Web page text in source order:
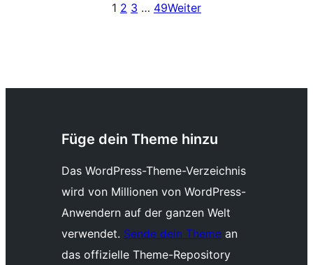
1 2 3 … 49Weiter
Füge dein Theme hinzu
Das WordPress-Theme-Verzeichnis
wird von Millionen von WordPress-
Anwendern auf der ganzen Welt
verwendet. Sende dein Theme an
das offizielle Theme-Repository